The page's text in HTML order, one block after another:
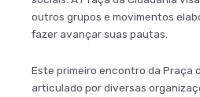
outros grupos e movimentos
fazer avançar suas pautas.
Este primeiro encontro da Praça
articulado por diversas